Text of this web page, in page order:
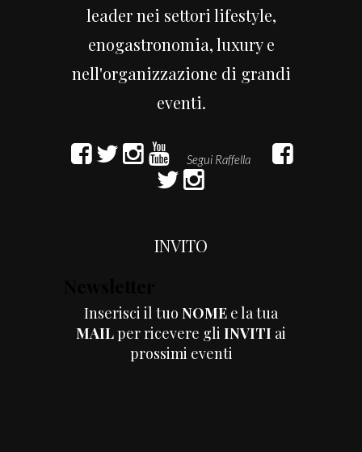
leader nei settori lifestyle,
enogastronomia, luxury e
nell'organizzazione di grandi
eventi.
INVITO
Inserisci il tuo NOME e la tua
MAILper ricevere gli INVITI ai
prossimi eventi